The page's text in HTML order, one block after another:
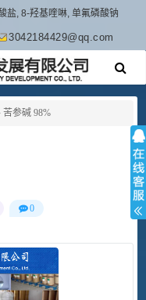
盐, 8-羟基喹啉, 单氟磷酸钠
3042184429@qq.com
苦参碱 98%
0